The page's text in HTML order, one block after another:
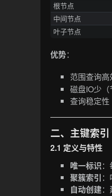
根节点
中间节点
叶子节点
优势：
范围查询高
磁盘IO少（
查询稳定性
二、主键索引
2.1 定义与特性
唯一标识
聚簇索引
自动创建